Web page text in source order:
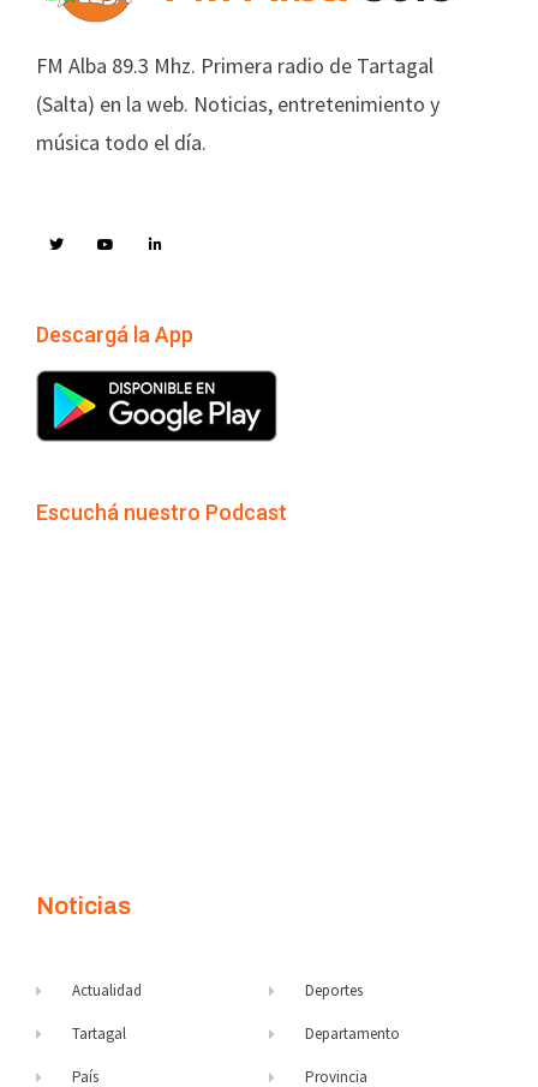
FM Alba 89.3 Mhz. Primera radio de Tartagal
(Salta) en la web. Noticias, entretenimiento y
música todo el día.
Descargá la App
Escuchá nuestro Podcast
Noticias
Actualidad
Tartagal
País
Deportes
Departamento
Provincia